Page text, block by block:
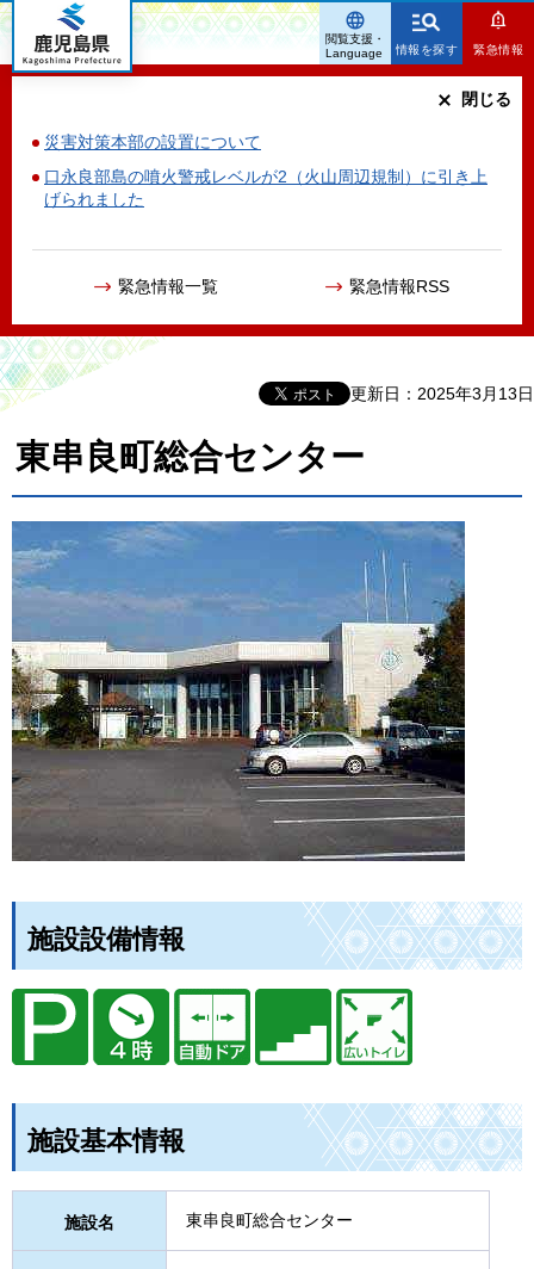
鹿児島県
情報を探す 緊急情報
災害対策本部の設置について
口永良部島の噴火警戒レベルが2（火山周辺規制）に引き上
げられました
緊急情報一覧 緊急情報RSS
閉じる
閲覧支援・
Language
更新日：2025年3月13日
東串良町総合センター
施設設備情報
施設基本情報
施設名 東串良町総合センター